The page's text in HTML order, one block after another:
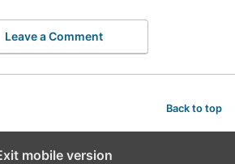
Leave a Comment
Back to top
mobile version